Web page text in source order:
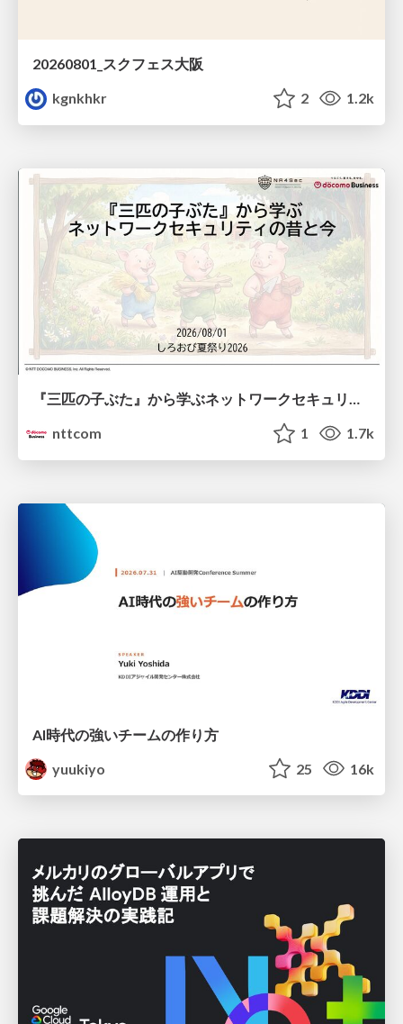
20260801_スクフェス大阪
kgnkhkr
2 1.2k
『三匹の子ぶた』から学ぶネットワークセキュリティの昔と今 / Network Security: Then and Now Through the Lens of The Three Little Pigs
nttcom
1 1.7k
AI時代の強いチームの作り方
yuukiyo
25 16k